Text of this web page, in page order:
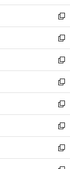
開
く
新
し
い
ウ
ィ
ン
ド
ウ
で
開
く
新
し
い
ウ
ィ
ン
ド
ウ
で
開
く
新
し
い
ウ
ィ
ン
ド
ウ
で
開
新
し
い
ウ
ィ
ン
ド
ウ
新
し
い
ウ
ィ
ン
新
し
い
ウ
新
し